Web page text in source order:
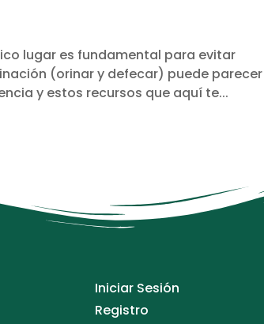
lugar es fundamental para evitar
(orinar y defecar) puede parecer
y estos recursos que aquí te...
Iniciar Sesión
Registro